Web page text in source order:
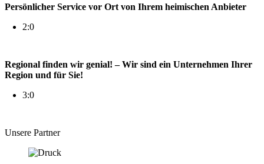
Persönlicher Service vor Ort von Ihrem heimischen Anbieter
2:0
Regional finden wir genial! – Wir sind ein Unternehmen Ihrer
Region und für Sie!
3:0
Unsere Partner